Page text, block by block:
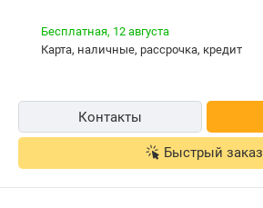
Бесплатная, 12 августа
карта, наличные, рассрочка, кредит
Контакты
Быстрый заказ